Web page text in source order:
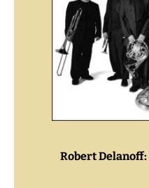
Robert Delanoff: